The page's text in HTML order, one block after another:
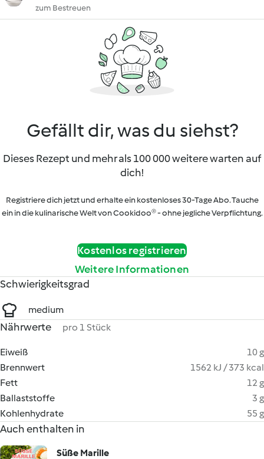
zum Bestreuen
Gefällt dir, was du siehst?
Dieses Rezept und mehr als 100 000 weitere warten auf
dich!
Registriere dich jetzt und erhalte ein kostenloses 30-Tage Abo. Tauche
ein in die kulinarische Welt von Cookidoo® - ohne jegliche Verpflichtung.
Kostenlos registrieren
Weitere Informationen
Schwierigkeitsgrad
medium
Nährwerte pro 1 Stück
Eiweiß
10 g
Brennwert
1562 kJ / 373 kcal
Fett
12 g
Ballaststoffe
3 g
Kohlenhydrate
55 g
Auch enthalten in
Süße Marille